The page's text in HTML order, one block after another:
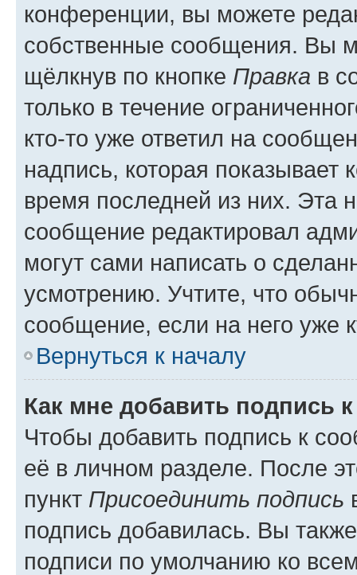
конференции, вы можете
собственные сообщения. Вы
щёлкнув по кнопке Правка в
только в течение
кто-то уже ответил на
надпись, которая показывает
время последней из них. Эта
сообщение редактировал
могут сами написать о
усмотрению. Учтите, что
сообщение, если на него уже
Вернуться к началу
Как мне добавить подпись
Чтобы добавить подпись к
её в личном разделе. После
пункт Присоединить подпись
подпись добавилась. Вы
подписи по умолчанию ко